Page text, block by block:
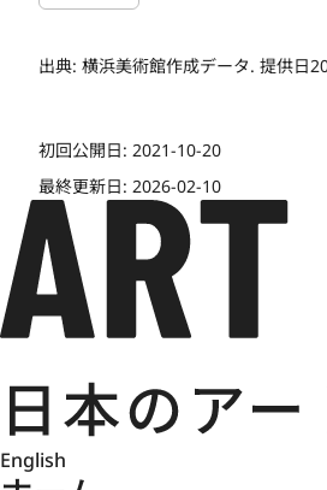
出典: 横浜美術館作成データ. 提供日
初回公開日: 2021-10-20
最終更新日: 2026-02-10
English